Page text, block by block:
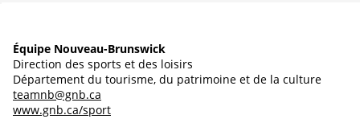
Équipe Nouveau-Brunswick
Direction des sports et des loisirs
Département du tourisme, du patrimoine et de la culture
teamnb@gnb.ca
www.gnb.ca/sport